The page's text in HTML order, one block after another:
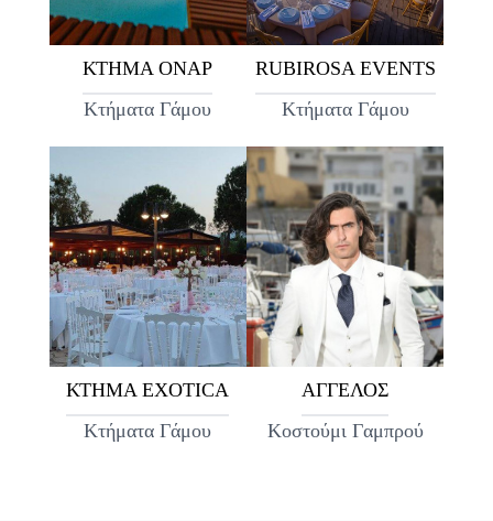
ΚΤΗΜΑ ΟΝΑΡ
Κτήματα Γάμου
RUBIROSA EVENTS
Κτήματα Γάμου
ΚΤΗΜΑ EXOTICA
Κτήματα Γάμου
ΑΓΓΕΛΟΣ
Κοστούμι Γαμπρού